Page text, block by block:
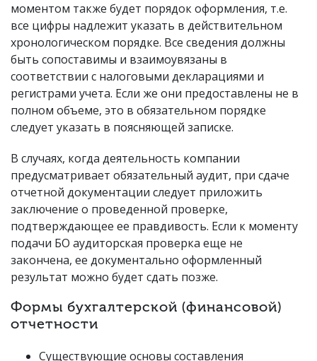
моментом также будет порядок оформления, т.е.
все цифры надлежит указать в действительном
хронологическом порядке. Все сведения должны
быть сопоставимы и взаимоувязаны в
соответствии с налоговыми декларациями и
регистрами учета. Если же они предоставлены не в
полном объеме, это в обязательном порядке
следует указать в поясняющей записке.
В случаях, когда деятельность компании
предусматривает обязательный аудит, при сдаче
отчетной документации следует приложить
заключение о проведенной проверке,
подтверждающее ее правдивость. Если к моменту
подачи БО аудиторская проверка еще не
закончена, ее документально оформленный
результат можно будет сдать позже.
Формы бухгалтерской (финансовой)
отчетности
Существующие основы составления